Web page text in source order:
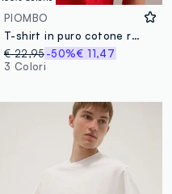
PIOMBO
T-shirt in puro cotone rossa relaxed fit con ricamo
€ 22,95 -50%€ 11,47
3 Colori